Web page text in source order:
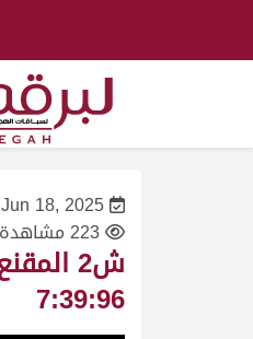
Jun 18, 2025
223 مشاهدة
7:39:96